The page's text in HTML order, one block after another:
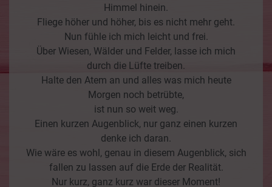
Himmel hinein.
Fliege höher und höher, bis es nicht mehr geht.
Nun fühle ich mich leicht und frei.
Über Wiesen, Wälder und Felder, lasse ich mich
durch die Lüfte treiben.
Halte den Atem an und alles was mich heute
Morgen noch betrübte,
ist nun so weit weg.
Einen kurzen Augenblick, nur ganz einen kurzen
denke ich daran.
Wie wäre es wohl, genau in diesem Augenblick, sich
fallen zu lassen auf die Erde der Realität.
Nur kurz, ganz kurz war dieser Moment!